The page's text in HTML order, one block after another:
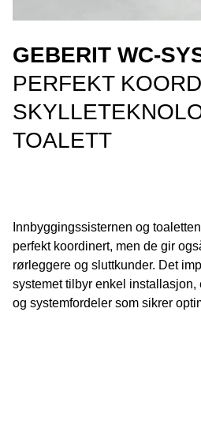
GEBERIT WC-
PERFEKT
TOALETT
Innbyggingssisternen og
perfekt koordinert, men de gir
rørleggere og sluttkunder. Det
systemet tilbyr enkel
og systemfordeler som sikrer